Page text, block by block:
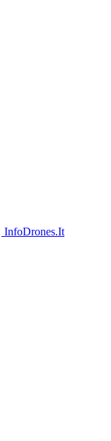
InfoDrones.It